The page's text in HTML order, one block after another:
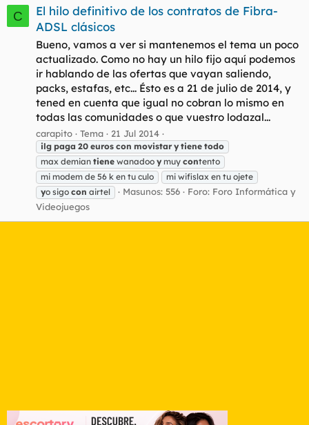
C
El hilo definitivo de los contratos de Fibra-
ADSL clásicos
Bueno, vamos a ver si mantenemos el tema un poco
actualizado. Como no hay un hilo fijo aquí podemos
ir hablando de las ofertas que vayan saliendo,
packs, estafas, etc... Ésto es a 21 de julio de 2014, y
tened en cuenta que igual no cobran lo mismo en
todas las comunidades o que vuestro lodazal...
carapito Tema 21 Jul 2014
ilg paga 20 euros con movistar y tiene todo
max demian tiene wanadoo y muy contento
mi modem de 56 k en tu culo
mi wifislax en tu ojete
yo sigo con airtel Masunos: 556 Foro: Foro Informática y
Videojuegos